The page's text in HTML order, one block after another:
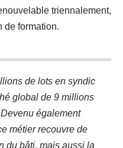
triennalement,
de formation.
de lots en syndic
global de 9 millions
également
métier recouvre de
du bâti, mais aussi la